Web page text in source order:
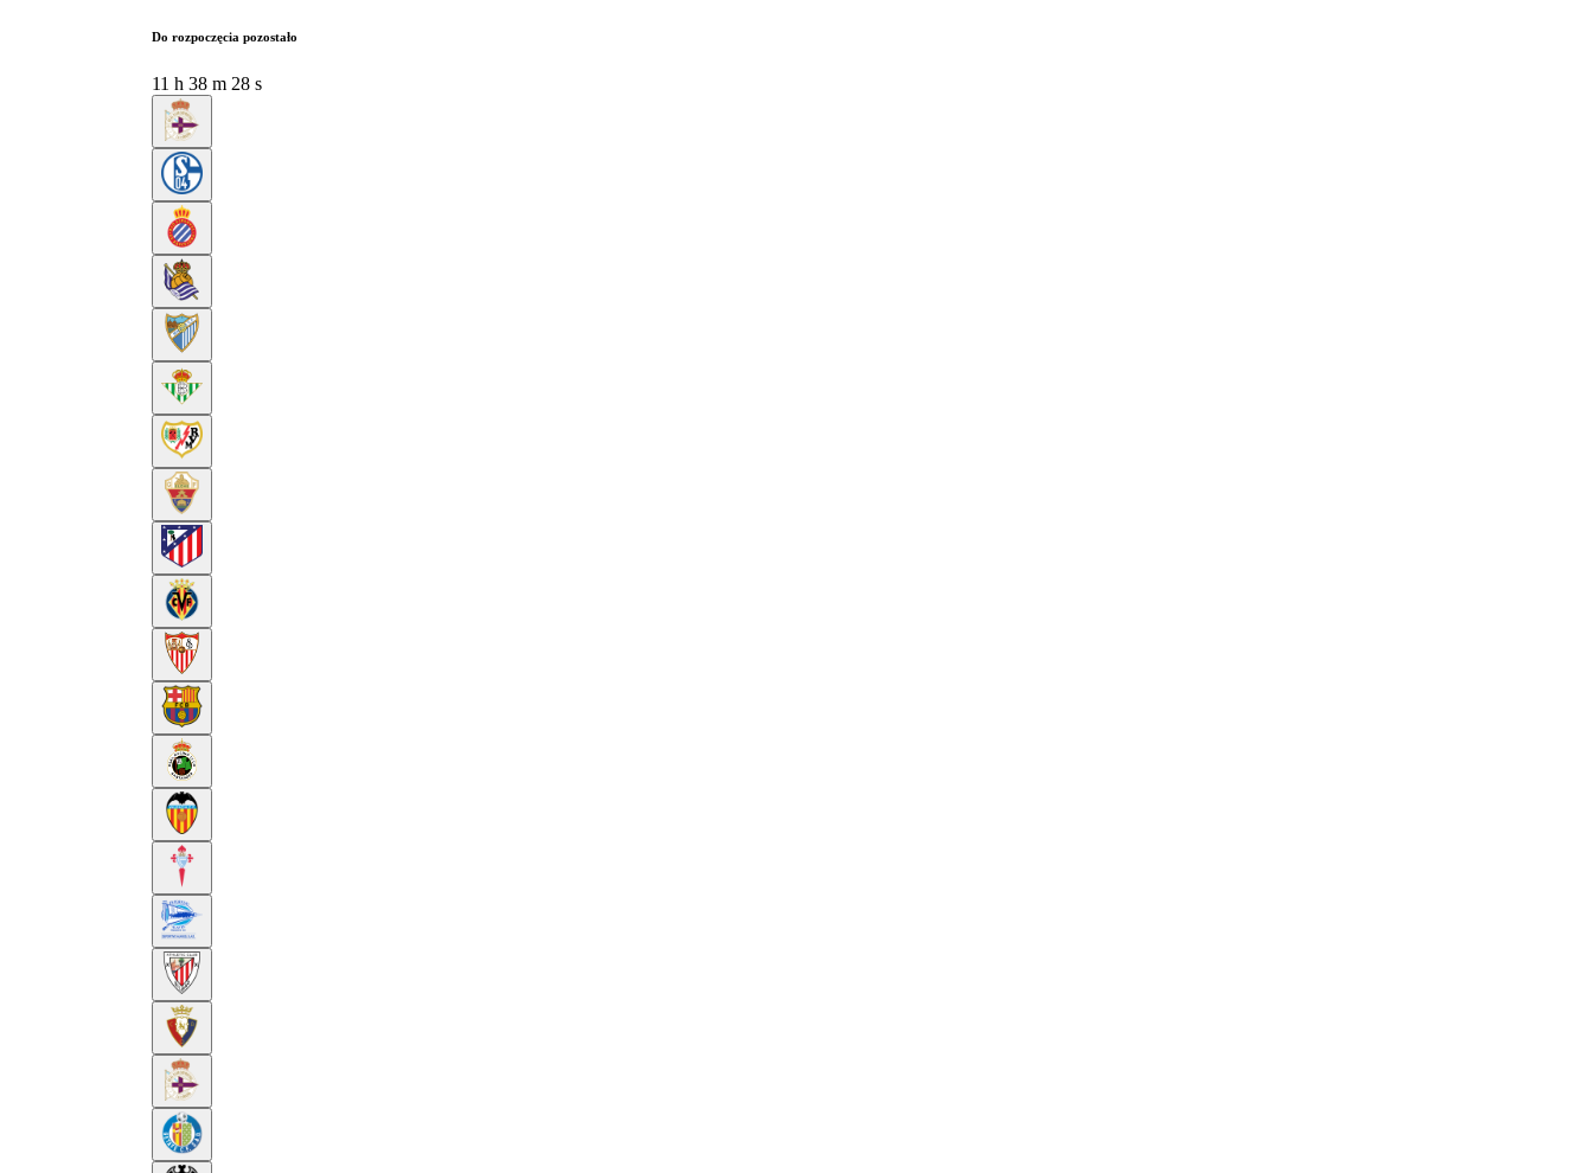
Do rozpoczęcia pozostało
11 h 38 m 27 s